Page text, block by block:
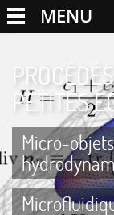
MENU
PETITES
Micro-